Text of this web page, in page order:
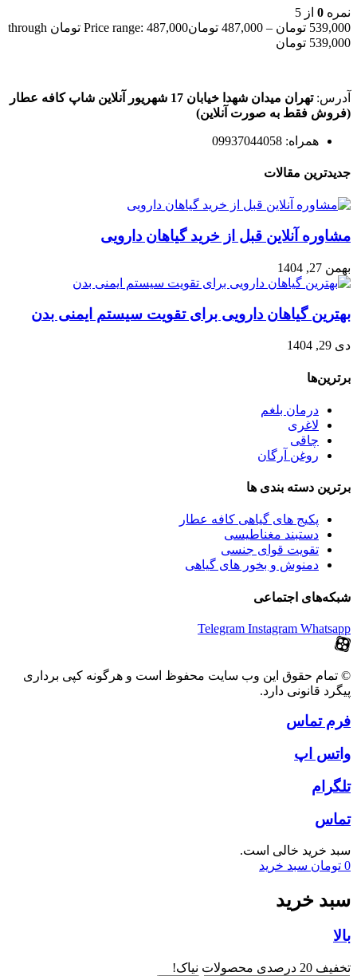
نمره 0 از 5
539,000 تومان –
487,000 تومان
Price range: 487,000 تومان through
539,000 تومان
آدرس:تهران میدان شهدا خیابان 17 شهریور آنلاین شاپ کافه عطار
(فروش فقط به صورت آنلاین)
همراه: 09937044058
جدیدترین مقالات
مشاوره آنلاین قبل از خرید گیاهان دارویی
بهمن 27, 1404
بهترین گیاهان دارویی برای تقویت سیستم ایمنی بدن
دی 29, 1404
برترین‌ها
درمان بلغم
لاغری
چاقی
روغن آرگان
برترین‌ دسته بندی ها
پکیج های گیاهی کافه عطار
دستبند مغناطیسی
تقویت قوای جنسی
دمنوش و بخور های گیاهی
شبکه‌های اجتماعی
Telegram Instagram Whatsapp
© تمام حقوق این وب سایت محفوظ است و هرگونه کپی برداری
پیگرد قانونی دارد.
فرم تماس
واتس اپ
تلگرام
تماس
سبد خرید خالی است.
0 تومان سبد خرید
سبد خرید
بالا
تخفیف 20 درصدی محصولات نیاک!